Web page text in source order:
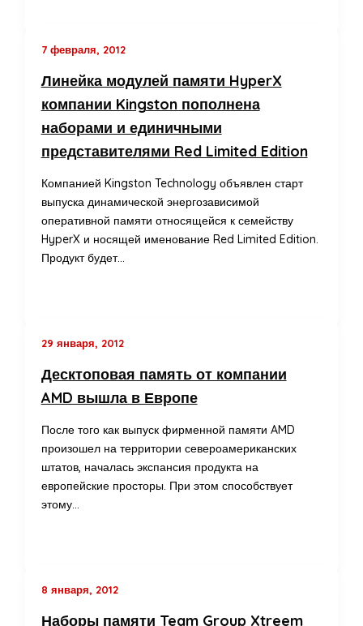
7 февраля, 2012
Линейка модулей памяти HyperX
компании Kingston пополнена
наборами и единичными
представителями Red Limited Edition
Компанией Kingston Technology объявлен старт
выпуска динамической энергозависимой
оперативной памяти относящейся к семейству
HyperX и носящей именование Red Limited Edition.
Продукт будет…
29 января, 2012
Десктоповая память от компании
AMD вышла в Европе
После того как выпуск фирменной памяти AMD
произошел на территории североамериканских
штатов, началась экспансия продукта на
европейские просторы. При этом способствует
этому…
8 января, 2012
Наборы памяти Team Group Xtreem